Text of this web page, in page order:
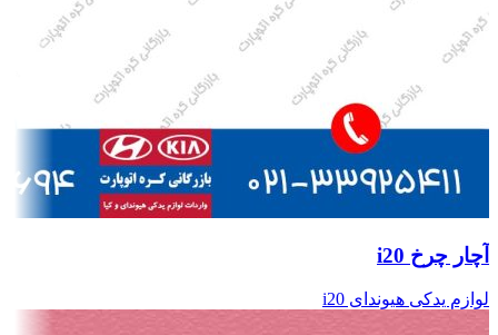
آچار چرخ i20
لوازم یدکی هیوندای i20